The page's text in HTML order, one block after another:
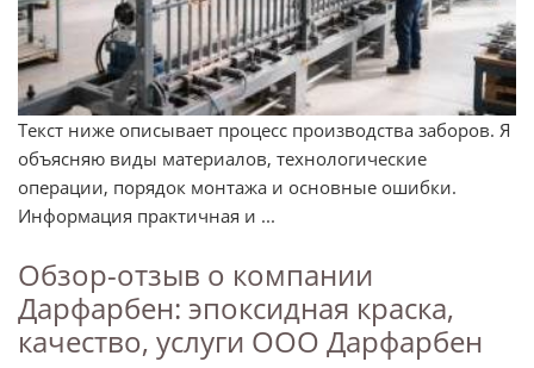
Текст ниже описывает процесс производства заборов. Я
объясняю виды материалов, технологические
операции, порядок монтажа и основные ошибки.
Информация практичная и ...
Обзор-отзыв о компании
Дарфарбен: эпоксидная краска,
качество, услуги ООО Дарфарбен